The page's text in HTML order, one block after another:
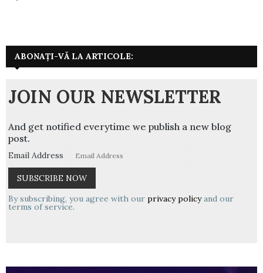
ABONAȚI-VĂ LA ARTICOLE:
JOIN OUR NEWSLETTER
And get notified everytime we publish a new blog
post.
Email Address
By subscribing, you agree with our privacy policyand our
terms of service.